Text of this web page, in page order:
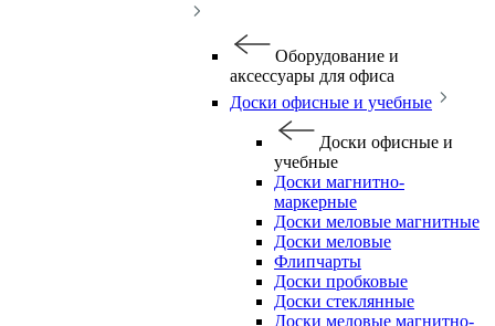
Оборудование и
аксессуары для офиса
Доски офисные и учебные
Доски офисные и
учебные
Доски магнитно-
маркерные
Доски меловые магнитные
Доски меловые
Флипчарты
Доски пробковые
Доски стеклянные
Доски меловые магнитно-